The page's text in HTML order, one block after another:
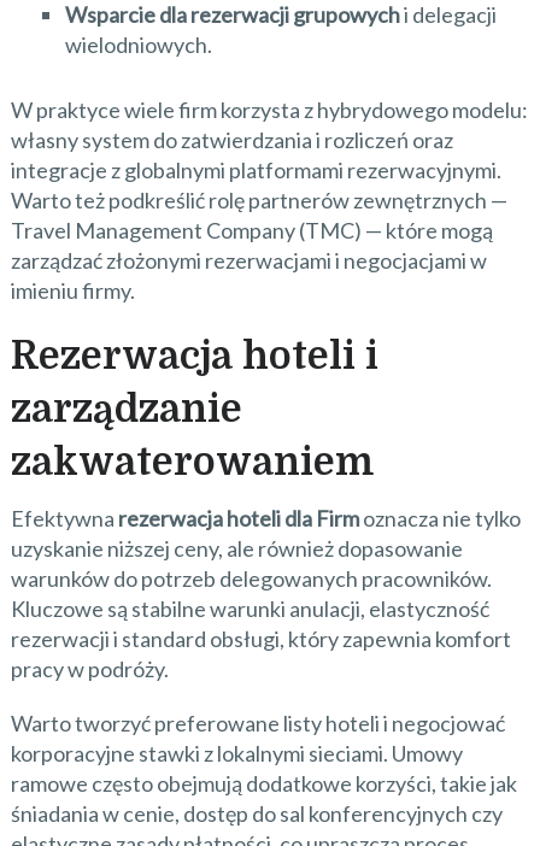
Wsparcie dla rezerwacji grupowychi delegacji
wielodniowych.
W praktyce wiele firm korzysta z hybrydowego modelu:
własny system do zatwierdzania i rozliczeń oraz
integracje z globalnymi platformami rezerwacyjnymi.
Warto też podkreślić rolę partnerów zewnętrznych —
Travel Management Company (TMC) — które mogą
zarządzać złożonymi rezerwacjami i negocjacjami w
imieniu firmy.
Rezerwacja hoteli i
zarządzanie
zakwaterowaniem
Efektywna rezerwacja hoteli dla Firmoznacza nie tylko
uzyskanie niższej ceny, ale również dopasowanie
warunków do potrzeb delegowanych pracowników.
Kluczowe są stabilne warunki anulacji, elastyczność
rezerwacji i standard obsługi, który zapewnia komfort
pracy w podróży.
Warto tworzyć preferowane listy hoteli i negocjować
korporacyjne stawki z lokalnymi sieciami. Umowy
ramowe często obejmują dodatkowe korzyści, takie jak
śniadania w cenie, dostęp do sal konferencyjnych czy